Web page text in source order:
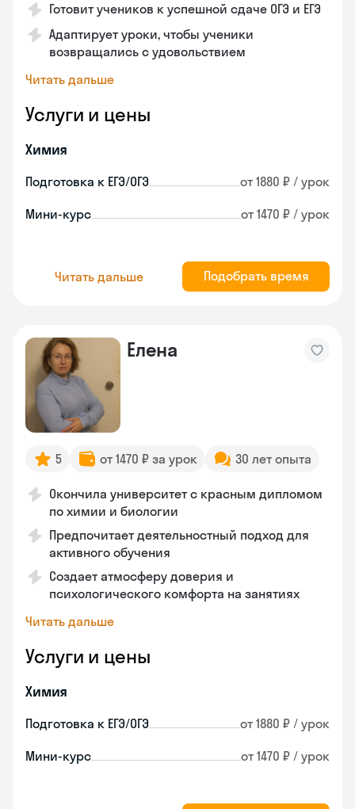
Готовит учеников к успешной сдаче ОГЭ и ЕГЭ
Адаптирует уроки, чтобы ученики
возвращались с удовольствием
Читать дальше
Услуги и цены
Химия
Подготовка к ЕГЭ/ОГЭ от 1880 ₽ / урок
Мини-курс от 1470 ₽ / урок
Читать дальше Подобрать время
Елена
5 от 1470 ₽ за урок 30 лет опыта
Окончила университет с красным дипломом
по химии и биологии
Предпочитает деятельностный подход для
активного обучения
Создает атмосферу доверия и
психологического комфорта на занятиях
Читать дальше
Услуги и цены
Химия
Подготовка к ЕГЭ/ОГЭ от 1880 ₽ / урок
Мини-курс от 1470 ₽ / урок